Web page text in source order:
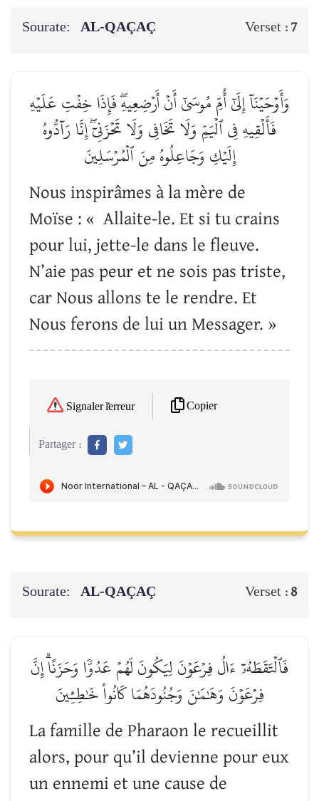
Sourate: AL-QAÇAÇ Verset : 7
وَأَوۡحَيۡنَآ إِلَىٰٓ أُمِّ مُوسَىٰٓ أَنۡ أَرۡضِعِيهِۖ فَإِذَا خِفۡتِ عَلَيۡهِ
فَأَلۡقِيهِ فِي ٱلۡيَمِّ وَلَا تَخَافِي وَلَا تَحۡزَنِيٓۖ إِنَّا رَآدُّوهُ
إِلَيۡكِ وَجَاعِلُوهُ مِنَ ٱلۡمُرۡسَلِينَ
Nous inspirâmes à la mère de
Moïse : « Allaite-le. Et si tu crains
pour lui, jette-le dans le fleuve.
N’aie pas peur et ne sois pas triste,
car Nous allons te le rendre. Et
Nous ferons de lui un Messager. »
Signaler l'erreur Copier
Partager :
Sourate: AL-QAÇAÇ Verset : 8
فَٱلۡتَقَطَهُۥٓ ءَالُ فِرۡعَوۡنَ لِيَكُونَ لَهُمۡ عَدُوّٗا وَحَزَنًاۗ إِنَّ
فِرۡعَوۡنَ وَهَٰمَٰنَ وَجُنُودَهُمَا كَانُواْ خَٰطِـِٔينَ
La famille de Pharaon le recueillit
alors, pour qu’il devienne pour eux
un ennemi et une cause de